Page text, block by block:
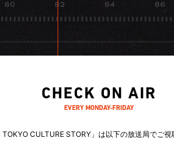
CHECK ON AIR
EVERY MONDAY-FRIDAY
TOKYO CULTURE STORY」は以下の放送局でご視